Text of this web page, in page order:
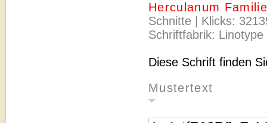
Herculanum
Schnitte | Klicks:
Schriftfabrik: Linotype
Diese Schrift finden
Mustertext